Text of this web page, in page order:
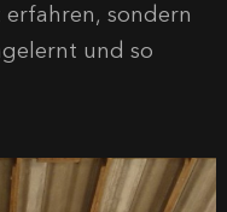
sondern
und so